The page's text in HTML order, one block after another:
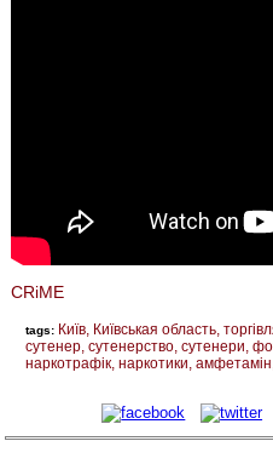
CRiME
tags: Київ Київськая область
сутенер сутенерство сутенери
наркотрафік наркотики амфетамін